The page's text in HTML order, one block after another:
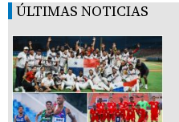
ÚLTIMAS NOTICIAS